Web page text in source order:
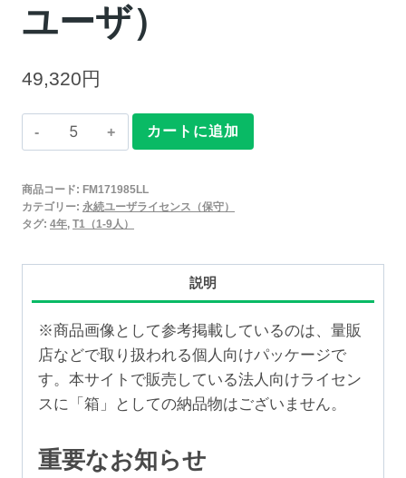
ユーザ）
49,320円
Claris
FileMaker
永
続
ザ
ラ
イ
セ
ン
保
守
カートに追加
商品コード: FM171985LL
カテゴリー: 永続ユーザライセンス（保守）
タグ: 4年, T1（1-9人）
説明
※商品画像として参考掲載しているのは、量販
店などで取り扱われる個人向けパッケージで
す。本サイトで販売している法人向けライセン
スに「箱」としての納品物はございません。
重要なお知らせ